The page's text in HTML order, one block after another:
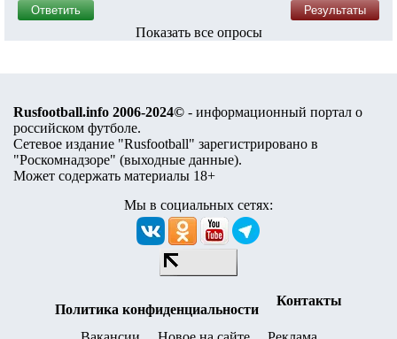
Показать все опросы
Rusfootball.info 2006-2024© - информационный портал о
российском футболе.
Сетевое издание "Rusfootball" зарегистрировано в
"Роскомнадзоре" (выходные данные).
Может содержать материалы 18+
Мы в социальных сетях:
Политика конфиденциальности
Контакты